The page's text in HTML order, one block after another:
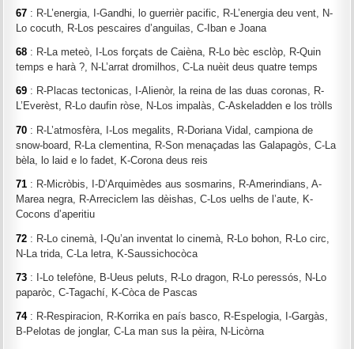
67 : R-L’energia, I-Gandhi, lo guerrièr pacific, R-L’energia deu vent, N-
Lo cocuth, R-Los pescaires d’anguilas, C-Iban e Joana
68 : R-La meteò, I-Los forçats de Caièna, R-Lo bèc esclòp, R-Quin
temps e harà ?, N-L’arrat dromilhos, C-La nuèit deus quatre temps
69 : R-Placas tectonicas, I-Alienòr, la reina de las duas coronas, R-
L’Everèst, R-Lo daufin ròse, N-Los impalàs, C-Askeladden e los tròlls
70 : R-L’atmosfèra, I-Los megalits, R-Doriana Vidal, campiona de
snow-board, R-La clementina, R-Son menaçadas las Galapagòs, C-La
bèla, lo laid e lo fadet, K-Corona deus reis
71 : R-Micròbis, I-D’Arquimèdes aus sosmarins, R-Amerindians, A-
Marea negra, R-Arreciclem las dèishas, C-Los uelhs de l’aute, K-
Cocons d’aperitiu
72 : R-Lo cinemà, I-Qu’an inventat lo cinemà, R-Lo bohon, R-Lo circ,
N-La trida, C-La letra, K-Saussichocòca
73 : I-Lo telefòne, B-Ueus peluts, R-Lo dragon, R-Lo peressós, N-Lo
paparòc, C-Tagachí, K-Còca de Pascas
74: R-Respiracion, R-Korrika en país basco, R-Espelogia, I-Gargàs,
B-Pelotas de jonglar, C-La man sus la pèira, N-Licòrna